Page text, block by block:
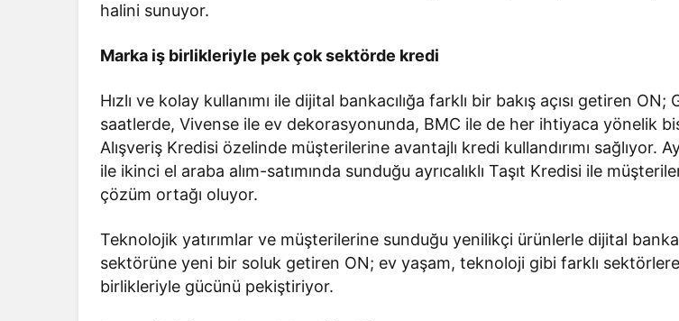
halini sunuyor.
Marka iş birlikleriyle pek çok sektörde kredi
Hızlı ve kolay kullanımı ile dijital bankacılığa farklı bir bakış açısı getiren ON;
saatlerde, Vivense ile ev dekorasyonunda, BMC ile de her ihtiyaca yönelik
Alışveriş Kredisi özelinde müşterilerine avantajlı kredi kullandırımı sağlıyor.
ile ikinci el araba alım-satımında sunduğu ayrıcalıklı Taşıt Kredisi ile
çözüm ortağı oluyor.
Teknolojik yatırımlar ve müşterilerine sunduğu yenilikçi ürünlerle dijital
sektörüne yeni bir soluk getiren ON; ev yaşam, teknoloji gibi farklı
birlikleriyle gücünü pekiştiriyor.